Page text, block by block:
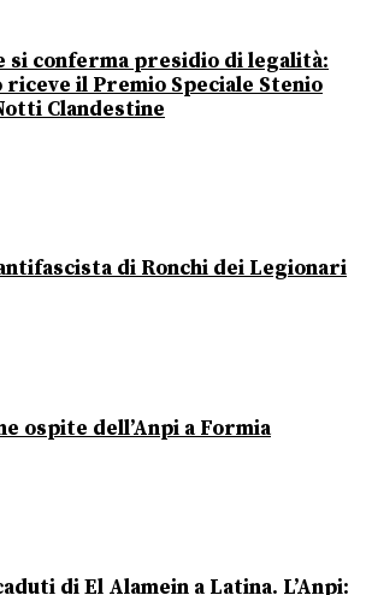
si conferma presidio di legalità:
riceve il Premio Speciale Stenio
Clandestine
di Ronchi dei Legionari
ospite dell’Anpi a Formia
di El Alamein a Latina. L’Anpi: